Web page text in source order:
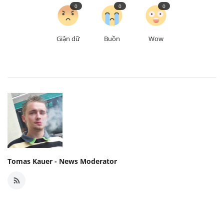
Giận dữ
0
Buồn
0
Wow
0
Tomas Kauer - News Moderator